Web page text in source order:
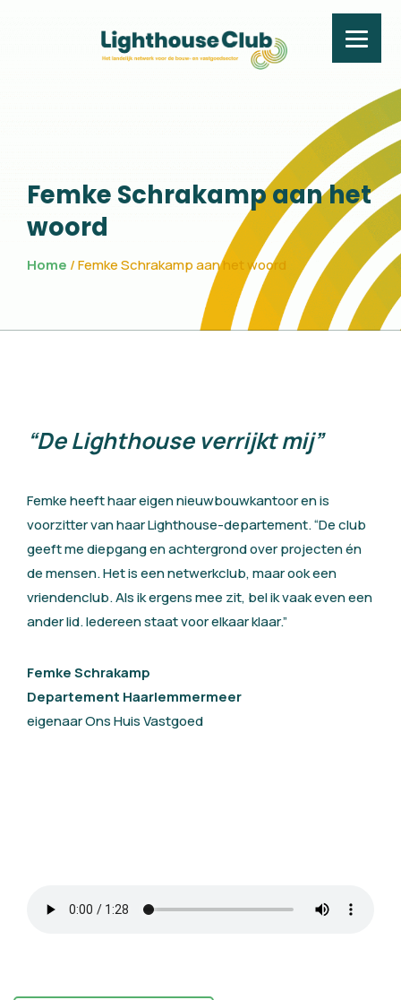
Femke Schrakamp
Femke Schrakamp aan het
woord
Home /Femke Schrakamp aan het woord
“De Lighthouse verrijkt mij”
Femke heeft haar eigen nieuwbouwkantoor en is
voorzitter van haar Lighthouse-departement. “De club
geeft me diepgang en achtergrond over projecten én
de mensen. Het is een netwerkclub, maar ook een
vriendenclub. Als ik ergens mee zit, bel ik vaak even een
ander lid. Iedereen staat voor elkaar klaar.”
Femke Schrakamp
Departement Haarlemmermeer
eigenaar Ons Huis Vastgoed